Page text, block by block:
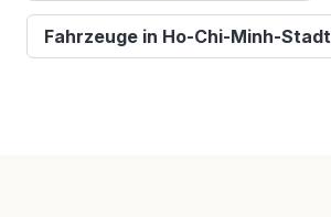
Fahrzeuge in Ho-Chi-Minh-Stadt